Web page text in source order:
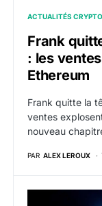
ACTUALITÉS CRYPTO
Frank
: les
Ethereum
Frank quitte la
ventes
nouveau
PAR ALEX LEROUX
La